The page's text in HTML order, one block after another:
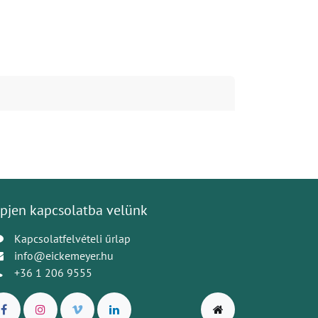
kapcsolatba velünk
Kapcsolatfelvételi űrlap
info@eickemeyer.hu
+36 1 206 9555